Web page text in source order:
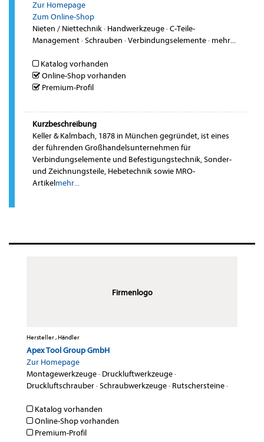
Zur Homepage
Zum Online-Shop
Nieten / Niettechnik· Handwerkzeuge·C-Teile-
Management·Schrauben ·Verbindungselemente· mehr...
Katalog vorhanden
Online-Shop vorhanden
Premium-Profil
Kurzbeschreibung
Keller & Kalmbach, 1878 in München gegründet, ist eines
der führenden Großhandelsunternehmen für
Verbindungselemente und Befestigungstechnik, Sonder-
und Zeichnungsteile, Hebetechnik sowie MRO-
Artikelmehr...
Firmenlogo
Hersteller , Händler
Apex Tool Group GmbH
Zur Homepage
Montagewerkzeuge· Druckluftwerkzeuge·
Druckluftschrauber·Schraubwerkzeuge· Rutschersteine·
Katalog vorhanden
Online-Shop vorhanden
Premium-Profil